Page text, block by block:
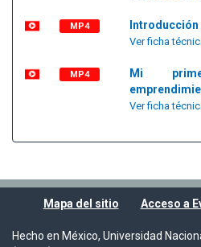
MP4
Ver ficha
MP4
Mi
Ver ficha
Mapa del sitio Acceso a
Hecho en México, Universidad